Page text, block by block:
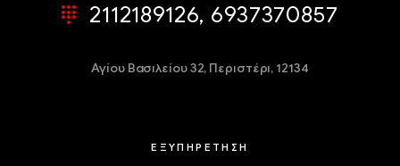
2112189126, 6937370857
Αγίου Βασιλείου 32, Περιστέρι, 12134
ΕΞΥΠΗΡΕΤΗΣΗ